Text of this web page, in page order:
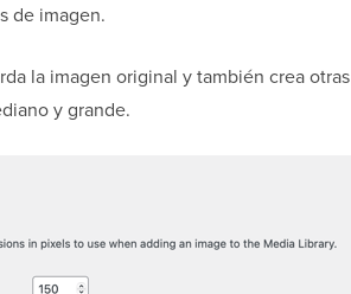
de imagen.
la imagen original y también crea otras
y grande.